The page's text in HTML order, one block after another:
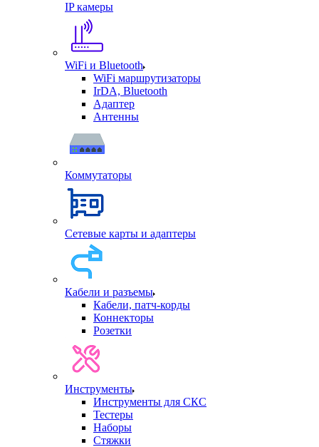
IP камеры
WiFi и Bluetooth
WiFi маршрутизаторы
IrDA, Bluetooth
Адаптер
Антенны
Коммутаторы
Сетевые карты и адаптеры
Кабели и разъемы
Кабели, патч-корды
Коннекторы
Розетки
Инструменты
Инструменты для СКС
Тестеры
Наборы
Стяжки